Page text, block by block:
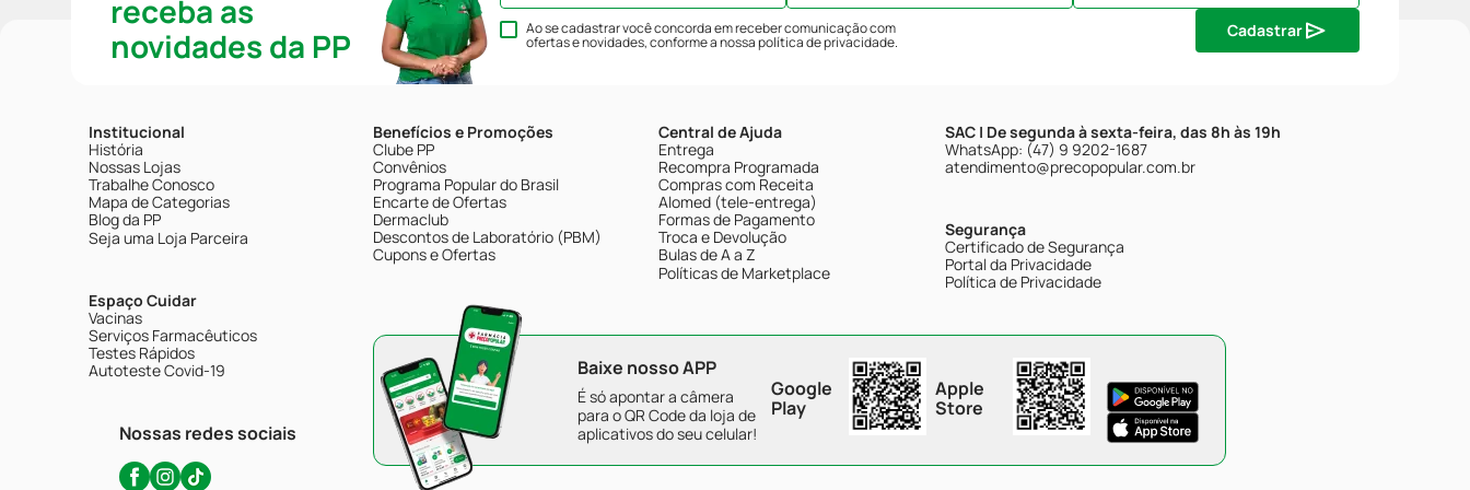
receba as
novidades da PP
Ao se cadastrar você concorda em receber comunicação com
ofertas e novidades, conforme a nossapolítica de privacidade.
Cadastrar
Institucional
História
Nossas Lojas
Trabalhe Conosco
Mapa de Categorias
Blog da PP
Seja uma Loja Parceira
Espaço Cuidar
Vacinas
Serviços Farmacêuticos
Testes Rápidos
Autoteste Covid-19
Nossas redes sociais
Benefícios e Promoções
Clube PP
Convênios
Programa Popular do Brasil
Encarte de Ofertas
Dermaclub
Descontos de Laboratório (PBM)
Cupons e Ofertas
Central de Ajuda
Entrega
Recompra Programada
Compras com Receita
Alomed (tele-entrega)
Formas de Pagamento
Troca e Devolução
Bulas de A a Z
Políticas de Marketplace
SAC | De segunda à sexta-feira, das 8h às 19h
WhatsApp: (47) 9 9202-1687
atendimento@precopopular.com.br
Segurança
Certificado de Segurança
Portal da Privacidade
Política de Privacidade
Baixe nosso APP
É só apontar a câmera
para o QR Code da loja de
aplicativos do seu celular!
Google
Play
Apple
Store